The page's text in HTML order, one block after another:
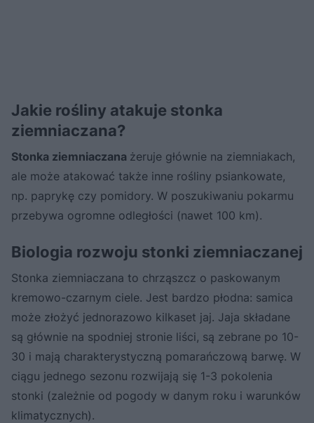
Jakie rośliny atakuje stonka
ziemniaczana?
Stonka ziemniaczana żeruje głównie na ziemniakach,
ale może atakować także inne rośliny psiankowate,
np. paprykę czy pomidory. W poszukiwaniu pokarmu
przebywa ogromne odległości (nawet 100 km).
Biologia rozwoju stonki ziemniaczanej
Stonka ziemniaczana to chrząszcz o paskowanym
kremowo-czarnym ciele. Jest bardzo płodna: samica
może złożyć jednorazowo kilkaset jaj. Jaja składane
są głównie na spodniej stronie liści, są zebrane po 10-
30 i mają charakterystyczną pomarańczową barwę. W
ciągu jednego sezonu rozwijają się 1-3 pokolenia
stonki (zależnie od pogody w danym roku i warunków
klimatycznych).